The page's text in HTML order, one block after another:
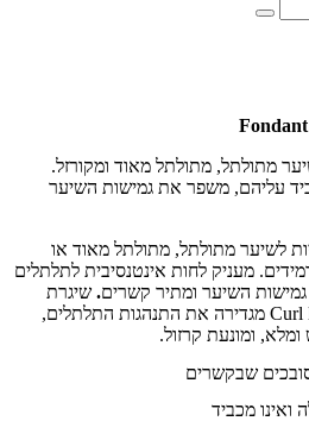
מתולתל, מתולתל מאוד ומקורזל.
עליהם, משפר את גמישות השיער
לשיער מתולתל, מתולתל מאוד או
מעניק לחות אינטנסיבית לתלתלים
השיער ומתיר קשרים. שיגרת
Curl מגדירה את התנהגות התלתלים,
ומונעת קרזול.
שבקשרים
ואינו מכביד